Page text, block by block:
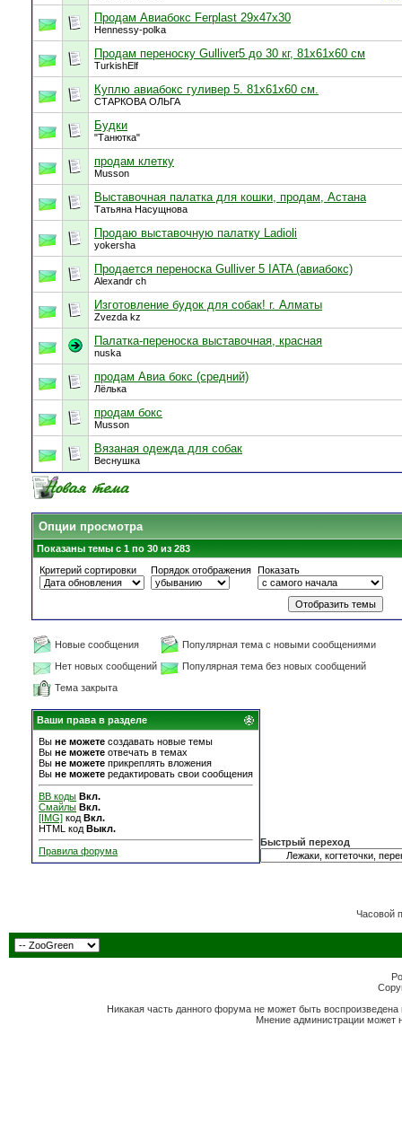
Продам Авиабокс Ferplast 29x47x30
Hennessy-polka
Продам переноску Gulliver5 до 30 кг, 81x61x60 см
TurkishElf
Куплю авиабокс гуливер 5. 81x61x60 см.
СТАРКОВА ОЛЬГА
Будки
"Танютка"
продам клетку
Musson
Выставочная палатка для кошки, продам, Астана
Татьяна Насущнова
Продаю выставочную палатку Ladioli
yokersha
Продается переноска Gulliver 5 IATA (авиабокс)
Alexandr ch
Изготовление будок для собак! г. Алматы
Zvezda kz
Палатка-переноска выставочная, красная
nuska
продам Авиа бокс (средний)
Лёлька
продам бокс
Musson
Вязаная одежда для собак
Веснушка
Опции просмотра
Показаны темы с 1 по 30 из 283
Критерий сортировки
Порядок отображения Показать
Новые сообщения
Популярная тема с новыми сообщениями
Нет новых сообщений
Популярная тема без новых сообщений
Тема закрыта
Ваши права в разделе
Вы не можете создавать новые темы
Вы не можете отвечать в темах
Вы не можете прикреплять вложения
Вы не можете редактировать свои сообщения
BB коды Вкл.
Смайлы Вкл.
[IMG] код Вкл.
HTML код Выкл.
Правила форума
Быстрый переход
Часовой
Никакая часть данного форума не может быть
Мнение администрации может